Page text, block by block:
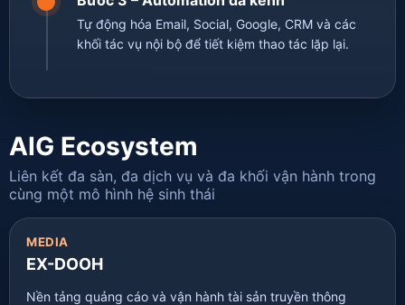
Tự động hóa Email, Social, Google, CRM và các
khối tác vụ nội bộ để tiết kiệm thao tác lặp lại.
AIG Ecosystem
Liên kết đa sàn, đa dịch vụ và đa khối vận hành trong
cùng một mô hình hệ sinh thái
MEDIA
EX-DOOH
Nền tảng quảng cáo và vận hành tài sản truyền thông